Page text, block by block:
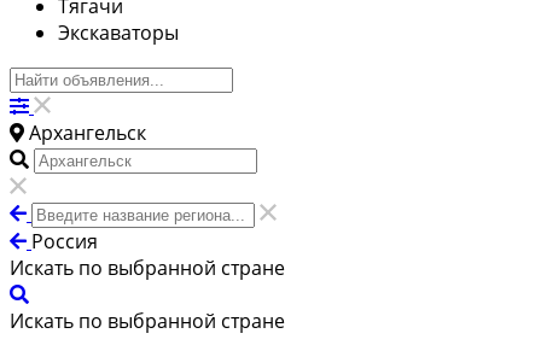
Тягачи
Экскаваторы
Архангельск
Россия
Искать по выбранной стране
Искать по выбранной стране